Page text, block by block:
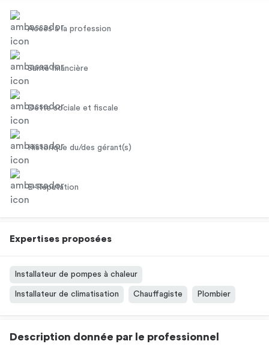
Accès à la profession
Santé financière
Dette sociale et fiscale
Historique du/des gérant(s)
E-Réputation
Expertises proposées
Installateur de pompes à chaleur
Installateur de climatisation Chauffagiste Plombier
Description donnée par le professionnel